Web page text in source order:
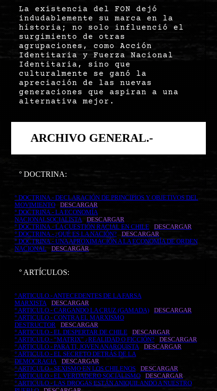
La existencia del FON dejó
indudablemente su marca en la
historia; no solo influenció el
surgimiento de otras
agrupaciones, como Acción
Identitaria y Fuerza Nacional
Identitaria, sino que
culturalmente se ganó la
apreciación de las nuevas
generaciones que aspiran a una
alternativa mejor.
ARCHIVO GENERAL.-
° DOCTRINA:
° DOCTRINA.- DECLARACIÓN DE PRINCIPIOS Y OBJETIVOS DEL
MOVIMIENTO
DESCARGAR
° DOCTRINA.- LA ECONOMÍA
NACIONALSOCIALISTA
DESCARGAR
° DOCTRINA.- LA CUESTIÓN RACIAL EN CHILE
DESCARGAR
° DOCTRINA.- ¿QUÉ ES LA NACIÓN?
DESCARGAR
° DOCTRINA.- UNA APROXIMACIÓN A LA ECONOMÍA DE ORDEN
NACIONAL
DESCARGAR
° ARTÍCULOS:
° ARTICULO.- ANTECEDENTES DE LA FARSA
MARXISTA
DESCARGAR
° ARTICULO.- CARGANDO LA CRUZ (GAMADA)
DESCARGAR
° ARTICULO.- CONTRA EL MARXISMO
DESTRUCTOR
DESCARGAR
° ARTICULO.- EL DESPERTAR DE CHILE
DESCARGAR
° ARTICULO.- “MATRIX” ¿REALIDAD O FICCIÓN?
DESCARGAR
° ARTICULO.- PARA TI, JOVEN ANARQUISTA
DESCARGAR
° ARTICULO.- EL SECRETO DETRÁS DE LA
DEMOCRACIA
DESCARGAR
° ARTICULO.- SEXISMO EN LOS CHILENOS
DESCARGAR
° ARTICULO.- EL VERDADERO SOCIALISMO
DESCARGAR
° ARTICULO.- LAS DROGAS ESTÁN ANIQUILANDO A NUESTRO